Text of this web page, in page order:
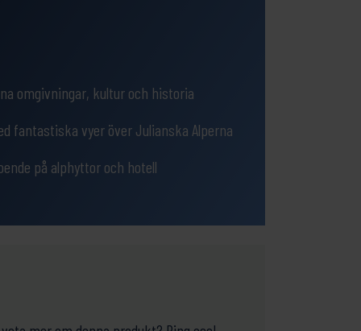
omgivningar, kultur och historia
fantastiska vyer över Julianska Alperna
på alphyttor och hotell